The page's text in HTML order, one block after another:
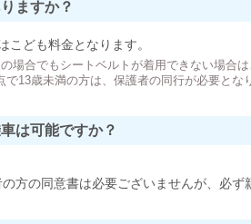
ますか？
こども料金となります。
場合でもシートベルトが着用できない場合は
13歳未満の方は、保護者の同行が必要とな
は可能ですか？
方の同意書は必要ございませんが、必ず